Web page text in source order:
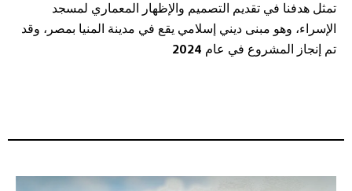
تمثل هدفنا في تقديم التصميم والإظهار المعماري لمسجد
الإسراء، وهو مبنى ديني إسلامي يقع في مدينة المنيا بمصر، وقد
تم إنجاز المشروع في عام 2024